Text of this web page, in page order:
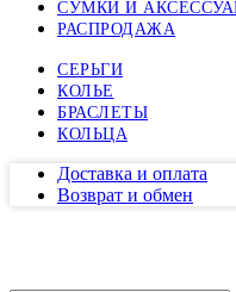
СУМКИ И
РАСПРОДАЖА
СЕРЬГИ
КОЛЬЕ
БРАСЛЕТЫ
КОЛЬЦА
Доставка и оплата
Возврат и обмен